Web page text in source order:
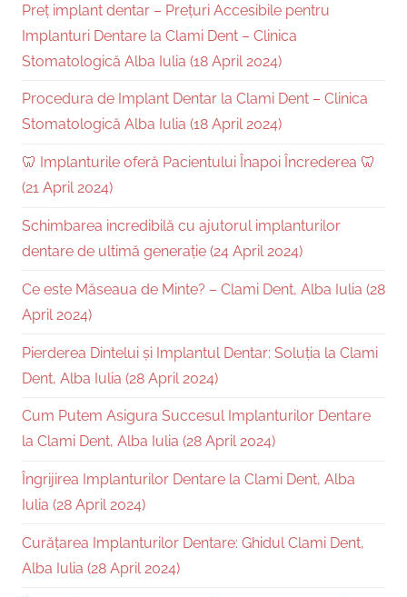
Preț implant dentar – Prețuri Accesibile pentru
Implanturi Dentare la Clami Dent – Clinica
Stomatologică Alba Iulia (18 April 2024)
Procedura de Implant Dentar la Clami Dent – Clinica
Stomatologică Alba Iulia (18 April 2024)
🦷 Implanturile oferă Pacientului Înapoi Încrederea 🦷
(21 April 2024)
Schimbarea incredibilă cu ajutorul implanturilor
dentare de ultimă generație (24 April 2024)
Ce este Măseaua de Minte? – Clami Dent, Alba Iulia (28
April 2024)
Pierderea Dintelui și Implantul Dentar: Soluția la Clami
Dent, Alba Iulia (28 April 2024)
Cum Putem Asigura Succesul Implanturilor Dentare
la Clami Dent, Alba Iulia (28 April 2024)
Îngrijirea Implanturilor Dentare la Clami Dent, Alba
Iulia (28 April 2024)
Curățarea Implanturilor Dentare: Ghidul Clami Dent,
Alba Iulia (28 April 2024)